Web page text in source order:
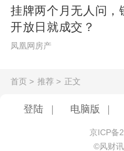
挂牌两个月无人问，
开放日就成交？
凤凰网房产
首页 > 推荐 > 正文
登陆 电脑版
京ICP备
©风财